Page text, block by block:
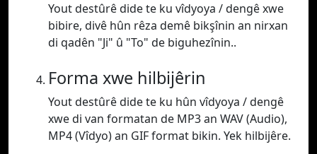
Yout destûrê dide te ku vîdyoya / dengê xwe
bibire, divê hûn rêza demê bikşînin an nirxan
di qadên "Ji" û "To" de biguhezînin..
Forma xwe hilbijêrin
Yout destûrê dide te ku hûn vîdyoya / dengê
xwe di van formatan de MP3 an WAV (Audio),
MP4 (Vîdyo) an GIF format bikin. Yek hilbijêre.